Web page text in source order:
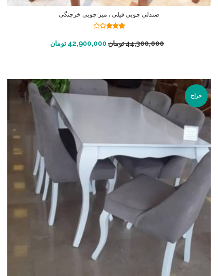
صندلی چوبی فیلی ، میز چوبی خرچنگی
5
44,300,000تومان 42,900,000 تومان افزودن به سبد خرید
حراج